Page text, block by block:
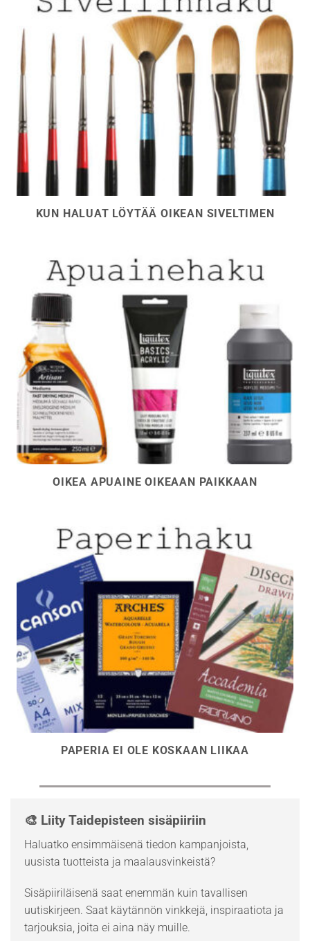
KUN HALUAT LÖYTÄÄ OIKEAN SIVELTIMEN
OIKEA APUAINE OIKEAAN PAIKKAAN
PAPERIA EI OLE KOSKAAN LIIKAA
🎨 Liity Taidepisteen sisäpiiriin
Haluatko ensimmäisenä tiedon kampanjoista,
uusista tuotteista ja maalausvinkeistä?
Sisäpiiriläisenä saat enemmän kuin tavallisen
uutiskirjeen. Saat käytännön vinkkejä, inspiraatiota ja
tarjouksia, joita ei aina näy muille.